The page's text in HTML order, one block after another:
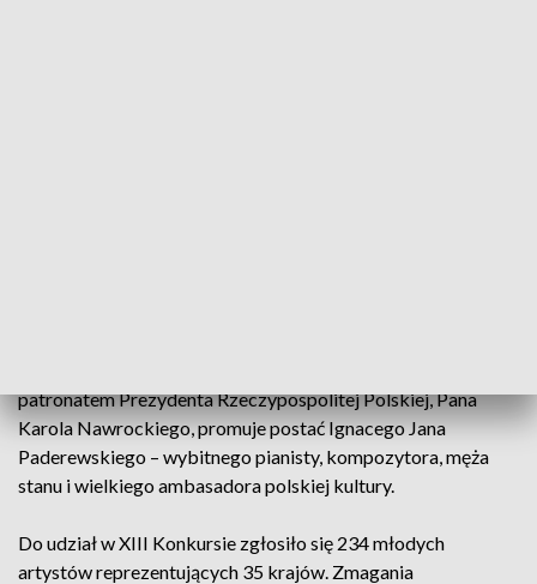
patronatem Prezydenta Rzeczypospolitej Polskiej, Pana
Karola Nawrockiego, promuje postać Ignacego Jana
Paderewskiego – wybitnego pianisty, kompozytora, męża
stanu i wielkiego ambasadora polskiej kultury.
Do udział w XIII Konkursie zgłosiło się 234 młodych
artystów reprezentujących 35 krajów. Zmagania